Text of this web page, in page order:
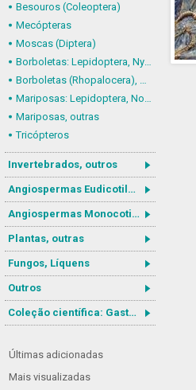
Besouros (Coleoptera)
Mecópteras
Moscas (Diptera)
Borboletas: Lepidoptera, Nymphalidae
Borboletas (Rhopalocera), outras
Mariposas: Lepidoptera, Noctuoidea
Mariposas, outras
Tricópteros
Invertebrados, outros
Angiospermas Eudicotiledôneas
Angiospermas Monocotiledôneas
Plantas, outras
Fungos, Líquens
Outros
Coleção científica: Gastrotricha
Últimas adicionadas
Mais visualizadas